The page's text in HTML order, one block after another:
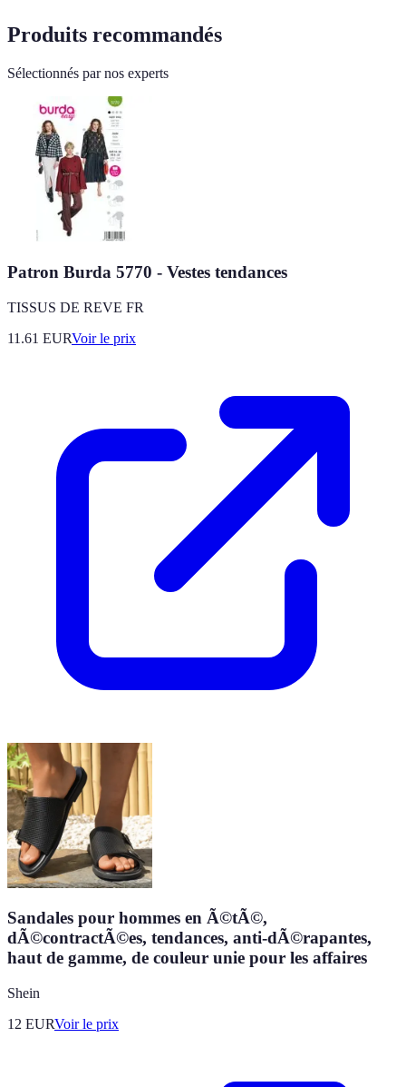
Produits recommandés
Sélectionnés par nos experts
Patron Burda 5770 - Vestes tendances
TISSUS DE REVE FR
11.61 EURVoir le prix
Sandales pour hommes en Ã©tÃ©,
dÃ©contractÃ©es, tendances, anti-dÃ©rapantes,
haut de gamme, de couleur unie pour les affaires
Shein
12 EURVoir le prix